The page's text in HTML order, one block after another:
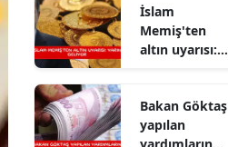
İslam
Memiş'ten
altın uyarısı:
Bakan Göktaş
yapılan